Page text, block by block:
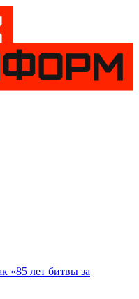
«85 лет битвы за